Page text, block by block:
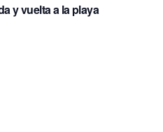
y vuelta a la playa